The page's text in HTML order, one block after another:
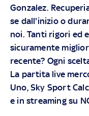
Gonzalez.
se dall'inizio o
noi. Tanti rigori ed
sicuramente
recente? Ogni
La partita live
Uno, Sky Sport
e in streaming su